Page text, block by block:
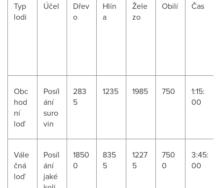
Typ
lodi
Účel
Dřev
o
Hlín
a
Žele
zo
Obilí Čas
Obc
hod
ní
loď
Posíl
ání
suro
vin
283
5
1235 1985 750
1:15:
00
Vále
čná
loď
Posíl
ání
jaké
1850
0
835
5
1227
5
750
0
3:45:
00